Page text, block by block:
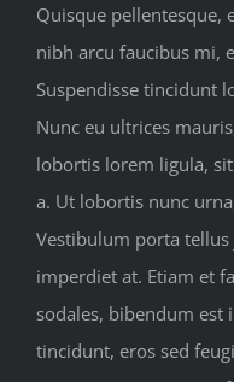
Quisque pellentesque,
nibh arcu faucibus mi,
Suspendisse tincidunt
Nunc eu ultrices
lobortis lorem ligula,
a. Ut lobortis nunc
Vestibulum porta
imperdiet at. Etiam et
sodales, bibendum est
tincidunt, eros sed